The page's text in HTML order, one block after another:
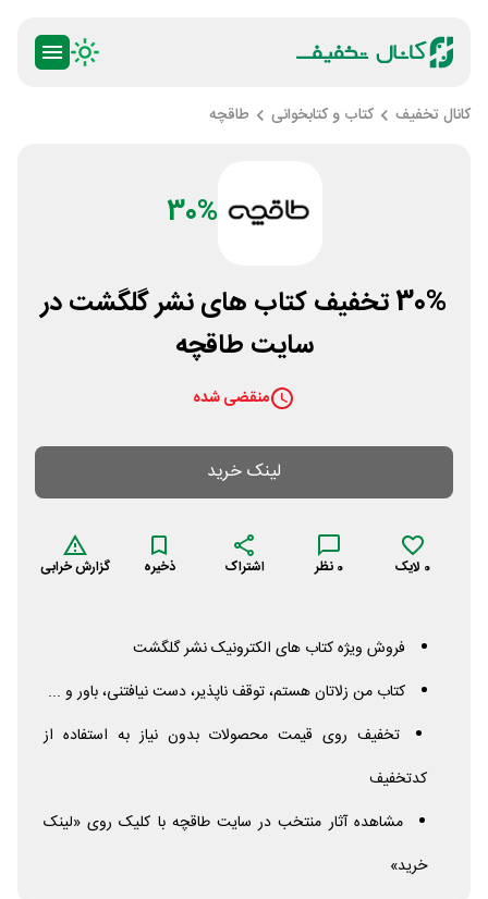
کانال تخفیف کتاب و کتابخوانی طاقچه
30%
30% تخفیف کتاب های نشر گلگشت در
سایت طاقچه
منقضی شده
لینک خرید
0 لایک 0 نظر اشتراک ذخیره گزارش خرابی
فروش ویژه کتاب های الکترونیک نشر گلگشت
کتاب من زلاتان هستم، توقف ناپذیر، دست نیافتنی، باور و ...
تخفیف روی قیمت محصولات بدون نیاز به استفاده از
کدتخفیف
مشاهده آثار منتخب در سایت طاقچه با کلیک روی «لینک
خرید»